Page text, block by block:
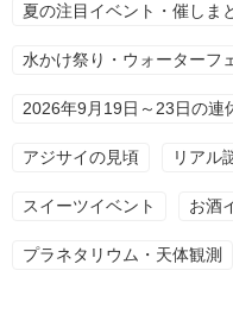
夏の注目イベント・催しま
水かけ祭り・ウォーターフ
2026年9月19日～23日の連
アジサイの見頃 リアル
スイーツイベント お酒
プラネタリウム・天体観測